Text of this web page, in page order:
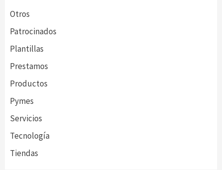
Otros
Patrocinados
Plantillas
Prestamos
Productos
Pymes
Servicios
Tecnología
Tiendas